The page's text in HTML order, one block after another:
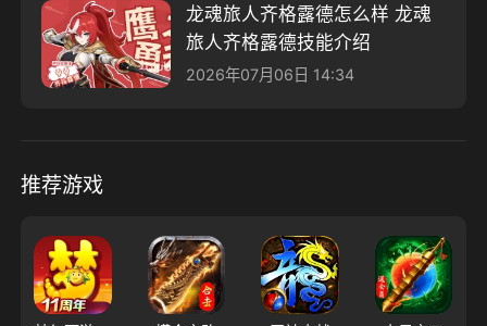
龙魂旅人齐格露德怎么样 龙魂
旅人齐格露德技能介绍
2026年07月06日 14:34
推荐游戏